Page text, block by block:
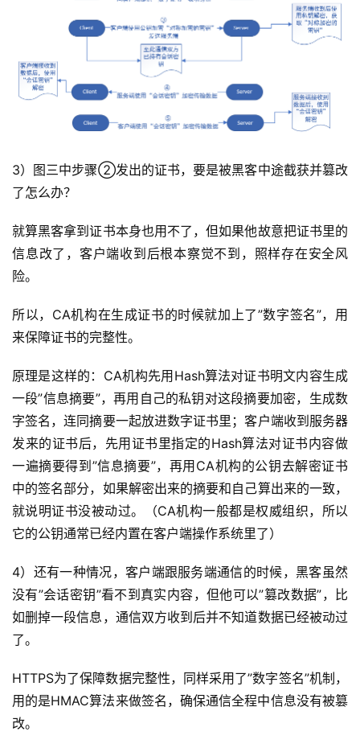
3）图三中步骤②发出的证书，要是被黑客中途截获并篡改
了怎么办？
就算黑客拿到证书本身也用不了，但如果他故意把证书里的
信息改了，客户端收到后根本察觉不到，照样存在安全风
险。
所以，CA机构在生成证书的时候就加上了”数字签名”，用
来保障证书的完整性。
原理是这样的：CA机构先用Hash算法对证书明文内容生成
一段”信息摘要”，再用自己的私钥对这段摘要加密，生成数
字签名，连同摘要一起放进数字证书里；客户端收到服务器
发来的证书后，先用证书里指定的Hash算法对证书内容做
一遍摘要得到”信息摘要”，再用CA机构的公钥去解密证书
中的签名部分，如果解密出来的摘要和自己算出来的一致，
就说明证书没被动过。（CA机构一般都是权威组织，所以
它的公钥通常已经内置在客户端操作系统里了）
4）还有一种情况，客户端跟服务端通信的时候，黑客虽然
没有”会话密钥”看不到真实内容，但他可以”篡改数据”，比
如删掉一段信息，通信双方收到后并不知道数据已经被动过
了。
HTTPS为了保障数据完整性，同样采用了”数字签名”机制，
用的是HMAC算法来做签名，确保通信全程中信息没有被篡
改。